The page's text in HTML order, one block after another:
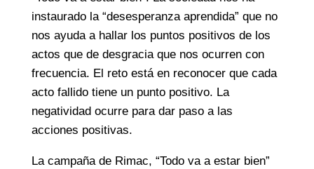
instaurado la “desesperanza aprendida” que no
nos ayuda a hallar los puntos positivos de los
actos que de desgracia que nos ocurren con
frecuencia. El reto está en reconocer que cada
acto fallido tiene un punto positivo. La
negatividad ocurre para dar paso a las
acciones positivas.
La campaña de Rimac, “Todo va a estar bien”